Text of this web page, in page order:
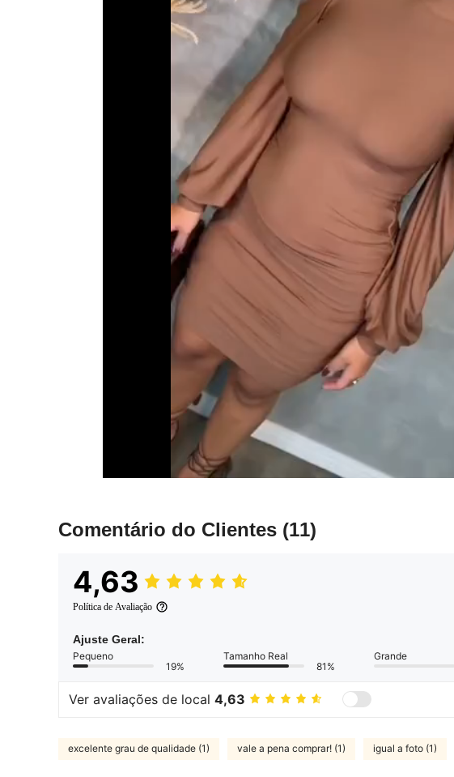
Comentário do Clientes (11)
4,63
Política de Avaliação
Ajuste Geral:
Pequeno
19%
Tamanho Real
81%
Grande
Ver avaliações de local 4,63
excelente grau de qualidade (1) vale a pena comprar! (1) igual a foto (1)